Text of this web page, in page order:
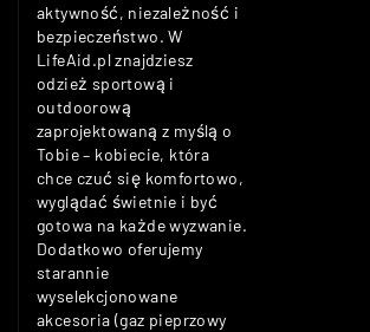
aktywność, niezależność i
bezpieczeństwo. W
LifeAid.pl znajdziesz
odzież sportową i
outdoorową
zaprojektowaną z myślą o
Tobie – kobiecie, która
chce czuć się komfortowo,
wyglądać świetnie i być
gotowa na każde wyzwanie.
Dodatkowo oferujemy
starannie
wyselekcjonowane
akcesoria (gaz pieprzowy